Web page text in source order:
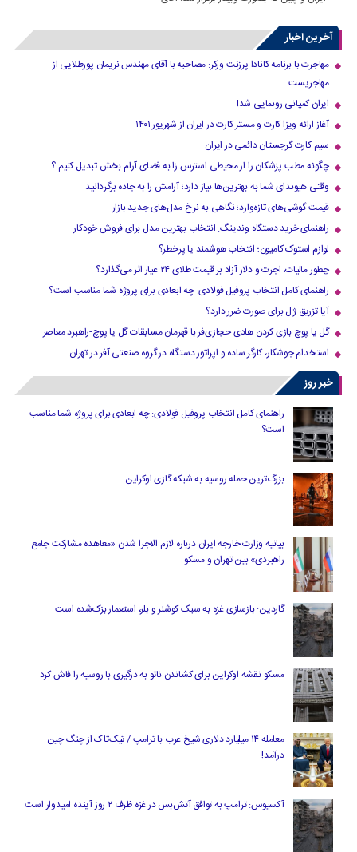
آخرین اخبار
مهاجرت با برنامه کانادا پرزنت ورکر: مصاحبه با آقای مهندس نریمان پورطلایی از
مهاجریست
ایران کمپانی رونمایی شد!
آغاز ارائه ویزا کارت و مستر کارت در ایران از شهریور ۱۴۰۱
سیم کارت گرجستان دائمی در ایران
چگونه مطب پزشکان را از محیطی استرس زا به فضای آرام بخش تبدیل کنیم ؟
وقتی هیوندای شما به بهترین‌ها نیاز دارد؛ آرامش را به جاده برگردانید
قیمت گوشی‌های تازه‌وارد؛ نگاهی به نرخ مدل‌های جدید بازار
راهنمای خرید دستگاه وندینگ: انتخاب بهترین مدل برای فروش خودکار
لوازم استوک کامیون؛ انتخاب هوشمند یا پرخطر؟
چطور مالیات، اجرت و دلار آزاد بر قیمت طلای ۲۴ عیار اثر می‌گذارد؟
راهنمای کامل انتخاب پروفیل فولادی: چه ابعادی برای پروژه شما مناسب است؟
آیا تزریق ژل برای صورت ضرر دارد​؟
گل یا پوچ بازی کردن هادی حجازی‌فر با قهرمان مسابقات گل یا پوچ-راهبرد معاصر
استخدام جوشکار، کارگر ساده و اپراتور دستگاه در گروه صنعتی آفر در تهران
خبر روز
راهنمای کامل انتخاب پروفیل فولادی: چه ابعادی برای پروژه شما مناسب
است؟
بزرگ‌ترین حمله روسیه به شبکه گازی اوکراین
بیانیه وزارت خارجه ایران درباره لازم‌ الاجرا شدن «معاهده مشارکت جامع
راهبردی» بین تهران و مسکو
گاردین: بازسازی غزه به سبک کوشنر و بلر، استعمار بزک‌شده است
مسکو نقشه اوکراین برای کشاندن ناتو به درگیری با روسیه را فاش کرد
معامله ۱۴ میلیارد دلاری شیخ عرب با ترامپ / تیک‌تاک از چنگ چین
درآمد!
آکسیوس: ترامپ به توافق آتش‌بس در غزه ظرف ۲ روز آینده امیدوار است